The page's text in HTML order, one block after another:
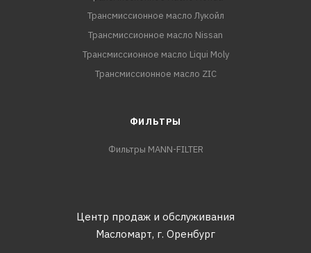
Трансмиссионное масло Лукойл
Трансмиссионное масло Nissan
Трансмиссионное масло Liqui Moly
Трансмиссионное масло ZIC
ФИЛЬТРЫ
Фильтры MANN-FILTER
Центр продаж и обслуживания
Масломарт, г. Оренбург